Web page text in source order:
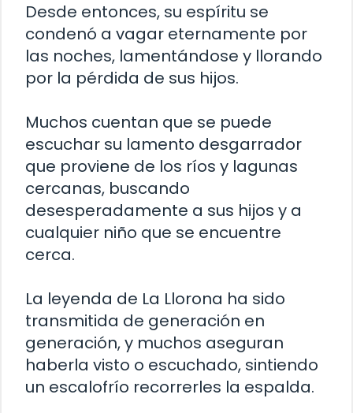
Desde entonces, su espíritu se
condenó a vagar eternamente por
las noches, lamentándose y llorando
por la pérdida de sus hijos.
Muchos cuentan que se puede
escuchar su lamento desgarrador
que proviene de los ríos y lagunas
cercanas, buscando
desesperadamente a sus hijos y a
cualquier niño que se encuentre
cerca.
La leyenda de La Llorona ha sido
transmitida de generación en
generación, y muchos aseguran
haberla visto o escuchado, sintiendo
un escalofrío recorrerles la espalda.